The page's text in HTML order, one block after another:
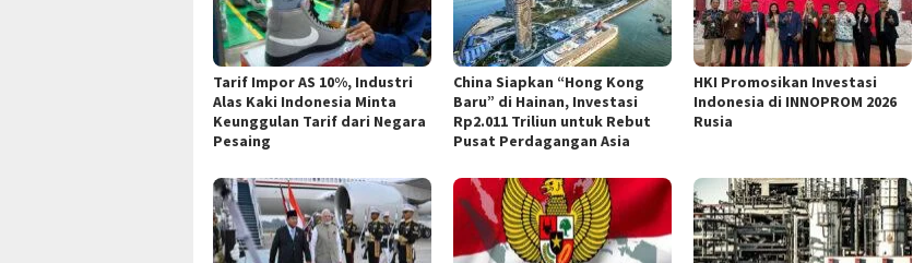
Tarif Impor AS 10%, Industri
Alas Kaki Indonesia Minta
Keunggulan Tarif dari Negara
Pesaing
China Siapkan “Hong Kong
Baru” di Hainan, Investasi
Rp2.011 Triliun untuk Rebut
Pusat Perdagangan Asia
HKI Promosikan Investasi
Indonesia di INNOPROM 2026
Rusia